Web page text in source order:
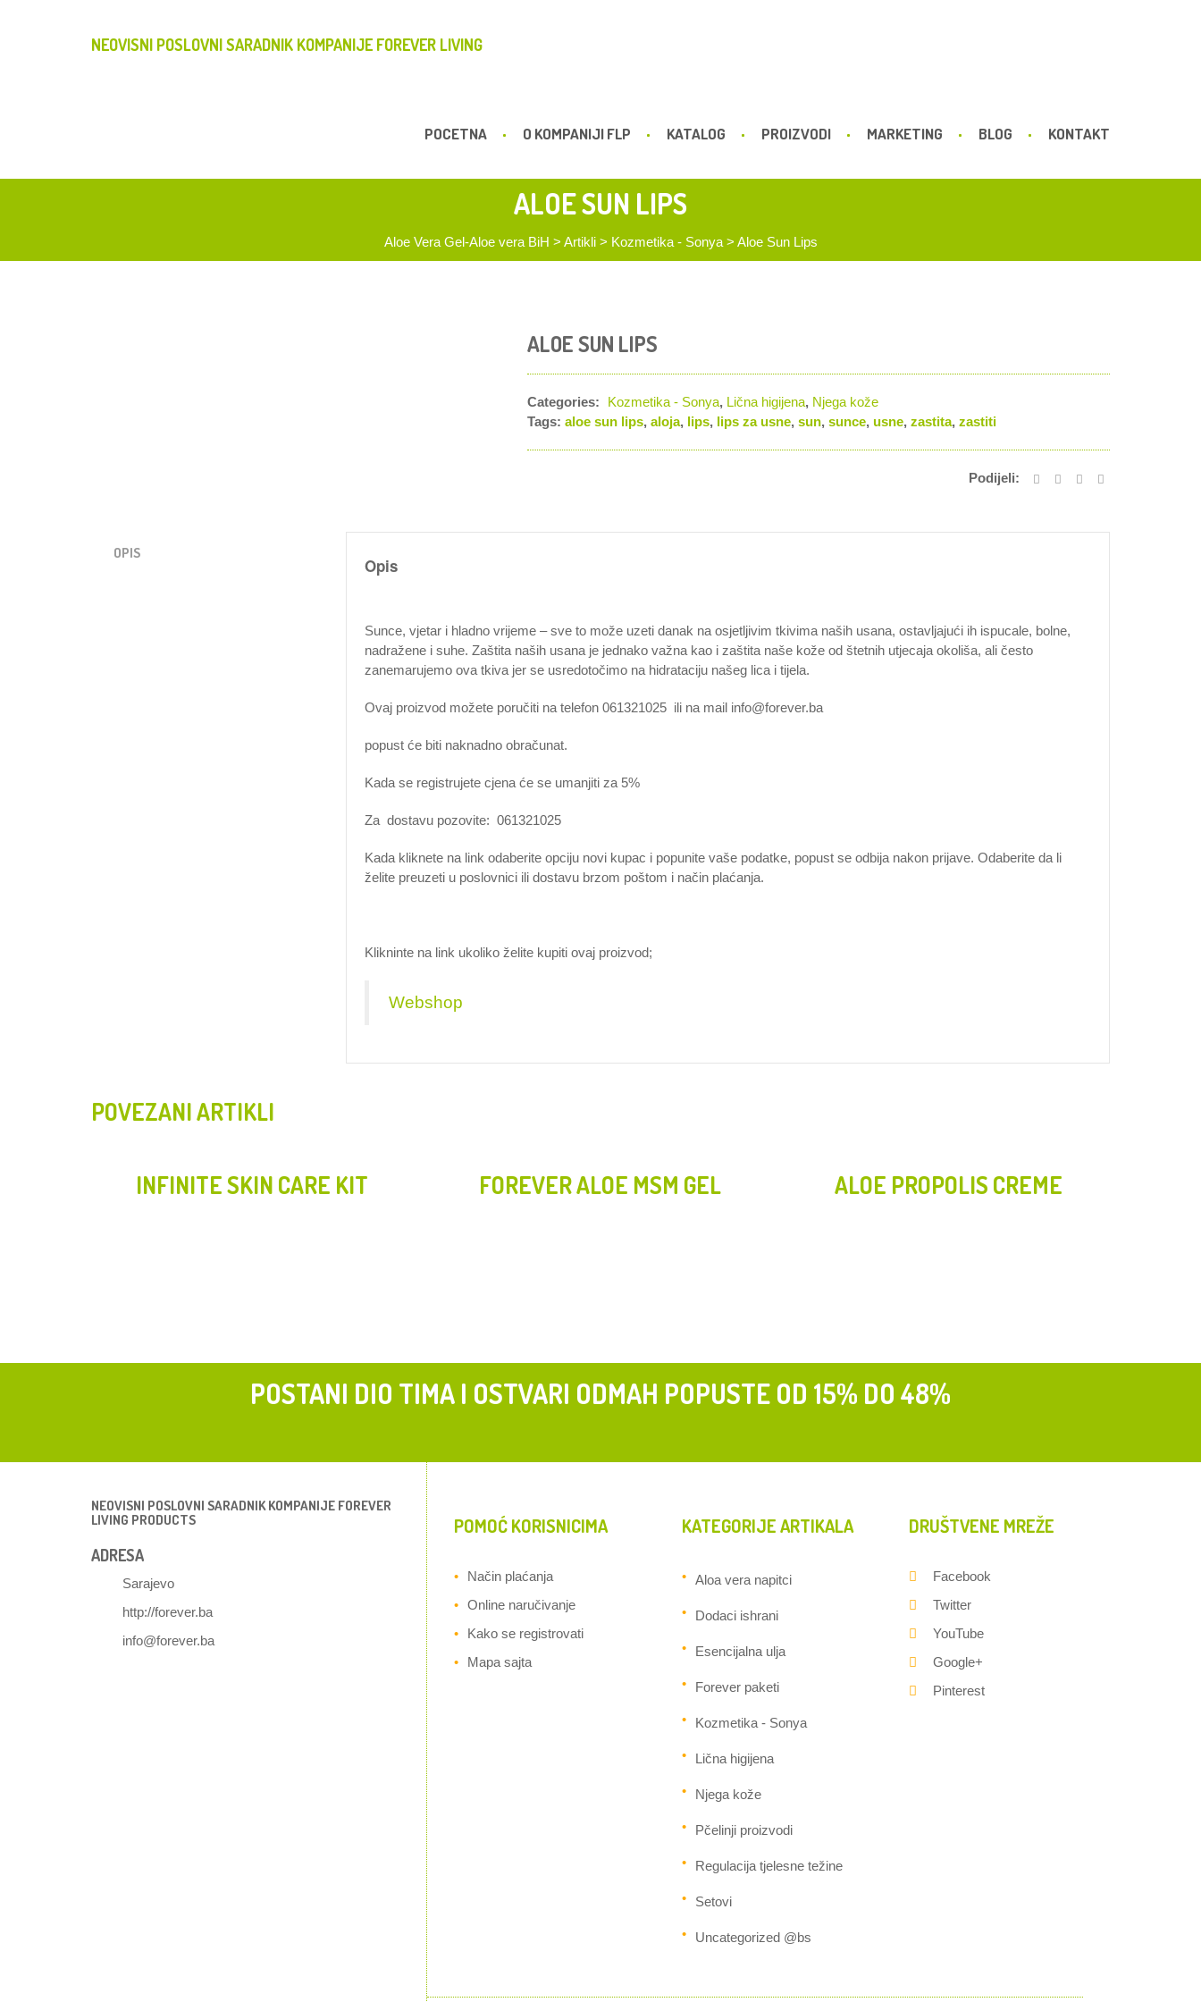
NEOVISNI POSLOVNI SARADNIK KOMPANIJE FOREVER LIVING
POCETNA O KOMPANIJI FLP KATALOG PROIZVODI MARKETING BLOG KONTAKT
ALOE SUN LIPS
Aloe Vera Gel-Aloe vera BiH > Artikli> Kozmetika - Sonya> Aloe Sun Lips
ALOE SUN LIPS
Categories: Kozmetika - Sonya, Lična higijena, Njega kože
Tags: aloe sun lips, aloja, lips, lips za usne, sun, sunce, usne, zastita, zastiti
Podijeli:
OPIS
Opis
Sunce, vjetar i hladno vrijeme – sve to može uzeti danak na osjetljivim tkivima naših usana, ostavljajući ih ispucale, bolne,
nadražene i suhe. Zaštita naših usana je jednako važna kao i zaštita naše kože od štetnih utjecaja okoliša, ali često
zanemarujemo ova tkiva jer se usredotočimo na hidrataciju našeg lica i tijela.
Ovaj proizvod možete poručiti na telefon 061321025 ili na mail info@forever.ba
popust će biti naknadno obračunat.
Kada se registrujete cjena će se umanjiti za 5%
Za dostavu pozovite: 061321025
Kada kliknete na link odaberite opciju novi kupac i popunite vaše podatke, popust se odbija nakon prijave. Odaberite da li
želite preuzeti u poslovnici ili dostavu brzom poštom i način plaćanja.
Klikninte na link ukoliko želite kupiti ovaj proizvod;
Webshop
POVEZANI ARTIKLI
INFINITE SKIN CARE KIT FOREVER ALOE MSM GEL ALOE PROPOLIS CREME
POSTANI DIO TIMA I OSTVARI ODMAH POPUSTE OD 15% DO 48%
NEOVISNI POSLOVNI SARADNIK KOMPANIJE FOREVER
LIVING PRODUCTS
ADRESA
Sarajevo
http://forever.ba
info@forever.ba
POMOĆ KORISNICIMA
Način plaćanja
Online naručivanje
Kako se registrovati
Mapa sajta
KATEGORIJE ARTIKALA
Aloa vera napitci
Dodaci ishrani
Esencijalna ulja
Forever paketi
Kozmetika - Sonya
Lična higijena
Njega kože
Pčelinji proizvodi
Regulacija tjelesne težine
Setovi
Uncategorized @bs
DRUŠTVENE MREŽE
Facebook
Twitter
YouTube
Google+
Pinterest